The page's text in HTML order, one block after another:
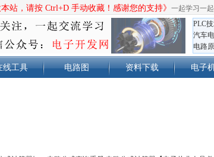
本站，请按 Ctrl+D 手动收藏！感谢您的支持》 一起学习一
PLC
汽车
电路
线工具 电路图 资料下载 电子